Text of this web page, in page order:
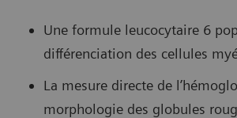
Une formule leucocytaire 6
différenciation des cellules
La mesure directe de
morphologie des globules